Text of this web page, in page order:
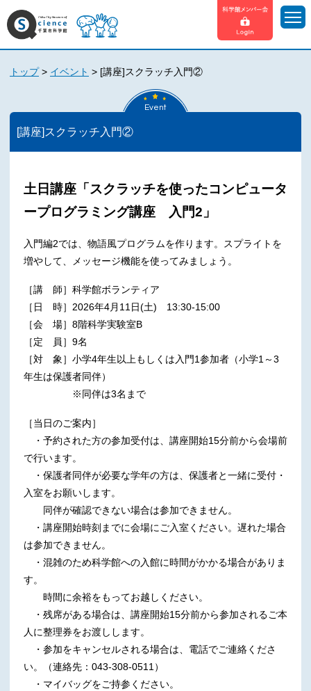
トップ> イベント > [講座]スクラッチ入門②
Event
[講座]スクラッチ入門②
土日講座「スクラッチを使ったコンピュータ
ープログラミング講座 入門2」
入門編2では、物語風プログラムを作ります。スプライトを
増やして、メッセージ機能を使ってみましょう。
［講 師］科学館ボランティア
［日 時］2026年4月11日(土) 13:30-15:00
［会 場］8階科学実験室B
［定 員］9名
［対 象］小学4年生以上もしくは入門1参加者（小学1～3
年生は保護者同伴）
※同伴は3名まで
［当日のご案内］
・予約された方の参加受付は、講座開始15分前から会場前
で行います。
・保護者同伴が必要な学年の方は、保護者と一緒に受付・
入室をお願いします。
同伴が確認できない場合は参加できません。
・講座開始時刻までに会場にご入室ください。遅れた場合
は参加できません。
・混雑のため科学館への入館に時間がかかる場合がありま
す。
時間に余裕をもってお越しください。
・残席がある場合は、講座開始15分前から参加されるご本
人に整理券をお渡しします。
・参加をキャンセルされる場合は、電話でご連絡くださ
い。（連絡先：043-308-0511）
・マイバッグをご持参ください。